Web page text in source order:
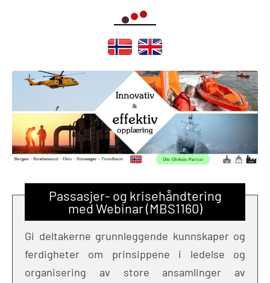
Passasjer- og krisehåndtering
med Webinar (MBS1160)
Gi deltakerne grunnleggende kunnskaper og
ferdigheter om prinsippene i ledelse og
organisering av store ansamlinger av